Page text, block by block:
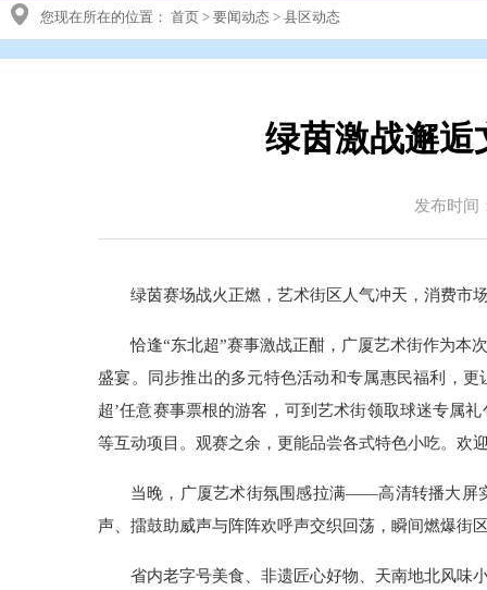
您现在所在的位置： 首页 > 要闻动态 > 县区动态
绿茵激战邂逅
发布时间
绿茵赛场战火正燃，艺术街区人气冲天，消费市
恰逢“东北超”赛事激战正酣，广厦艺术街作为本
盛宴。同步推出的多元特色活动和专属惠民福利，
超’任意赛事票根的游客，可到艺术街领取球迷专属
等互动项目。观赛之余，更能品尝各式特色小吃。欢
当晚，广厦艺术街氛围感拉满——高清转播大屏
声、擂鼓助威声与阵阵欢呼声交织回荡，瞬间燃爆街
省内老字号美食、非遗匠心好物、天南地北风味